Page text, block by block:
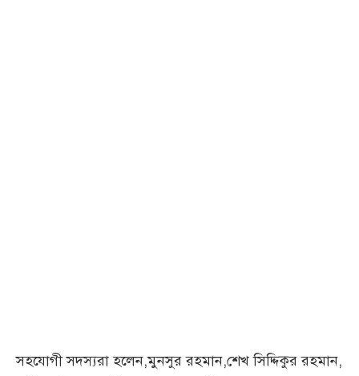
সহযোগী সদস্যরা হলেন,মুনসুর রহমান,শেখ সিদ্দিকুর রহমান,